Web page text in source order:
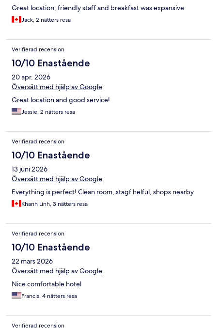
Great location, friendly staff and breakfast was expansive
Jack, 2 nätters resa
Verifierad recension
10/10 Enastående
20 apr. 2026
Översätt med hjälp av Google
Great location and good service!
Jessie, 2 nätters resa
Verifierad recension
10/10 Enastående
13 juni 2026
Översätt med hjälp av Google
Everything is perfect! Clean room, stagf helful, shops nearby
Khanh Linh, 3 nätters resa
Verifierad recension
10/10 Enastående
22 mars 2026
Översätt med hjälp av Google
Nice comfortable hotel
Francis, 4 nätters resa
Verifierad recension